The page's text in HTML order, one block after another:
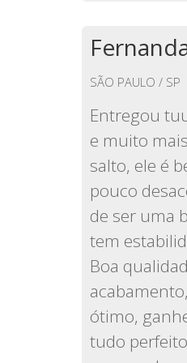
SÃO PAULO / SP
Entregou
e muito
salto, ele é
pouco
de ser uma
tem
Boa
ótimo,
tudo